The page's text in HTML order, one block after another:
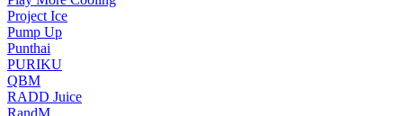
Project Ice
Pump Up
Punthai
PURIKU
QBM
RADD Juice